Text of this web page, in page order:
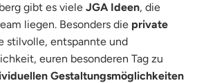
gibt es viele JGA Ideen, die
liegen. Besonders die private
stilvolle, entspannte und
euren besonderen Tag zu
Gestaltungsmöglichkeiten